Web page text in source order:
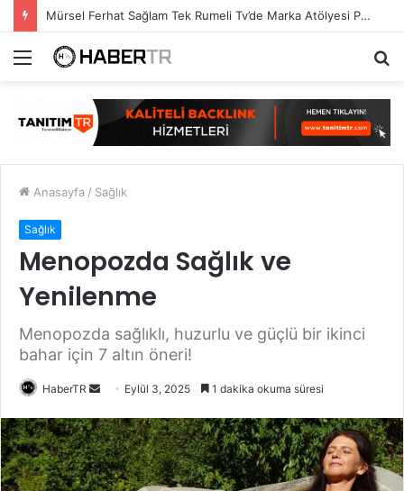
Mürsel Ferhat Sağlam Tek Rumeli Tv’de Marka Atölyesi Programına Konuk Oldu
Menü
Anasayfa / Sağlık
Sağlık
Menopozda Sağlık ve
Yenilenme
Menopozda sağlıklı, huzurlu ve güçlü bir ikinci
bahar için 7 altın öneri!
HaberTR
Bir
posta
göndermek
Eylül 3, 2025 1 dakika okuma süresi